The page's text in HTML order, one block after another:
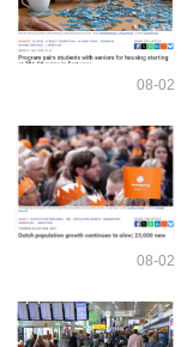
08-02
08-02